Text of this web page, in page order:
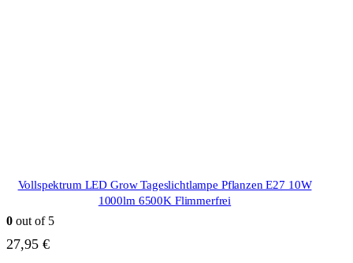
Vollspektrum LED Grow Tageslichtlampe Pflanzen E27 10W
1000lm 6500K Flimmerfrei
0 out of 5
27,95 €